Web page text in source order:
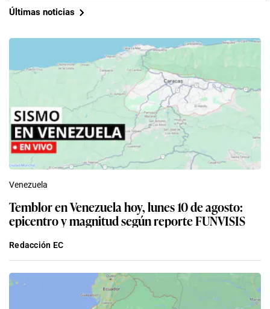
Últimas noticias
Venezuela
Temblor en Venezuela hoy, lunes 10 de agosto:
epicentro y magnitud según reporte FUNVISIS
Redacción EC